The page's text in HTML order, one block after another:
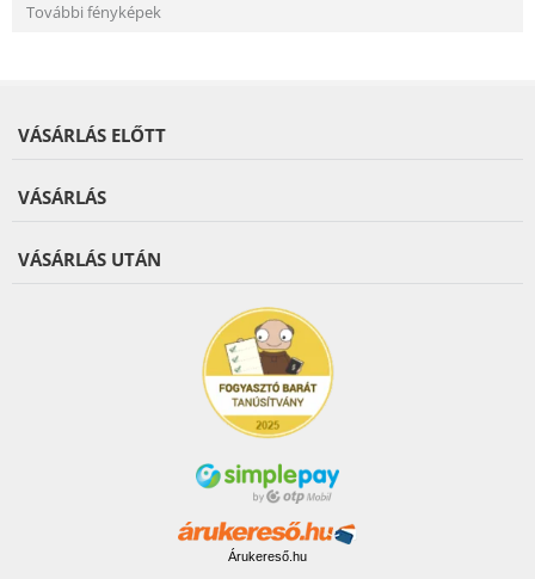
További fényképek
VÁSÁRLÁS ELŐTT
VÁSÁRLÁS
VÁSÁRLÁS UTÁN
Árukereső.hu